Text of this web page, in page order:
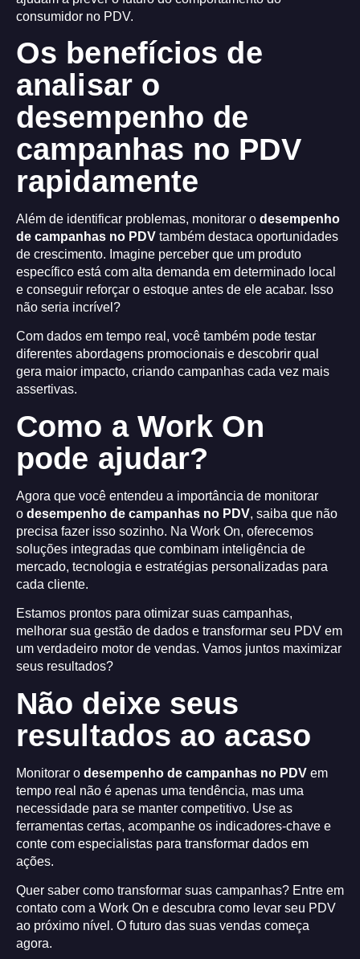
consumidor no PDV.
Os benefícios de
analisar o
desempenho de
campanhas no PDV
rapidamente
Além de identificar problemas, monitorar o desempenho
de campanhas no PDV também destaca oportunidades
de crescimento. Imagine perceber que um produto
específico está com alta demanda em determinado local
e conseguir reforçar o estoque antes de ele acabar. Isso
não seria incrível?
Com dados em tempo real, você também pode testar
diferentes abordagens promocionais e descobrir qual
gera maior impacto, criando campanhas cada vez mais
assertivas.
Como a Work On
pode ajudar?
Agora que você entendeu a importância de monitorar
o desempenho de campanhas no PDV, saiba que não
precisa fazer isso sozinho. Na Work On, oferecemos
soluções integradas que combinam inteligência de
mercado, tecnologia e estratégias personalizadas para
cada cliente.
Estamos prontos para otimizar suas campanhas,
melhorar sua gestão de dados e transformar seu PDV em
um verdadeiro motor de vendas. Vamos juntos maximizar
seus resultados?
Não deixe seus
resultados ao acaso
Monitorar o desempenho de campanhas no PDV em
tempo real não é apenas uma tendência, mas uma
necessidade para se manter competitivo. Use as
ferramentas certas, acompanhe os indicadores-chave e
conte com especialistas para transformar dados em
ações.
Quer saber como transformar suas campanhas? Entre em
contato com a Work On e descubra como levar seu PDV
ao próximo nível. O futuro das suas vendas começa
agora.